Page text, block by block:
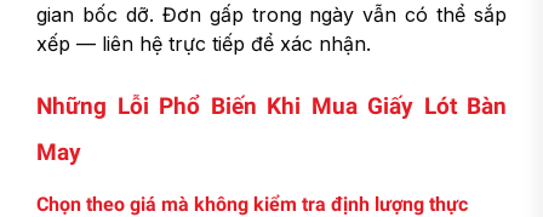
gian bốc dỡ. Đơn gấp trong ngày vẫn có thể sắp
xếp — liên hệ trực tiếp để xác nhận.
Những Lỗi Phổ Biến Khi Mua Giấy Lót Bàn
May
Chọn theo giá mà không kiểm tra định lượng thực